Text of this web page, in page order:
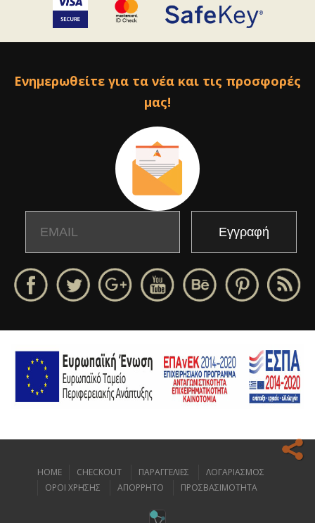
Ενημερωθείτε για τα νέα και τις προσφορές
μας!
Ο ιστοχώρος μας κάνει χρήση cookies για να σας προσφέρει την
HOME CHECKOUT ΠΑΡΑΓΓΕΛΙΕΣ
ΛΟΓΑΡΙΑΣΜΟΣ
ΟΡΟΙ ΧΡΗΣΗΣ
ΑΠΟΡΡΗΤΟ ΠΡΟΣΒΑΣΙΜΟΤΗΤΑ